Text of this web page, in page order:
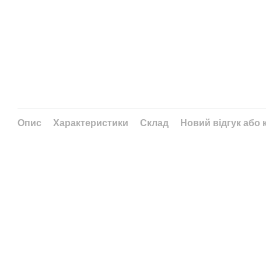
Опис Характеристики Склад Новий відгук або